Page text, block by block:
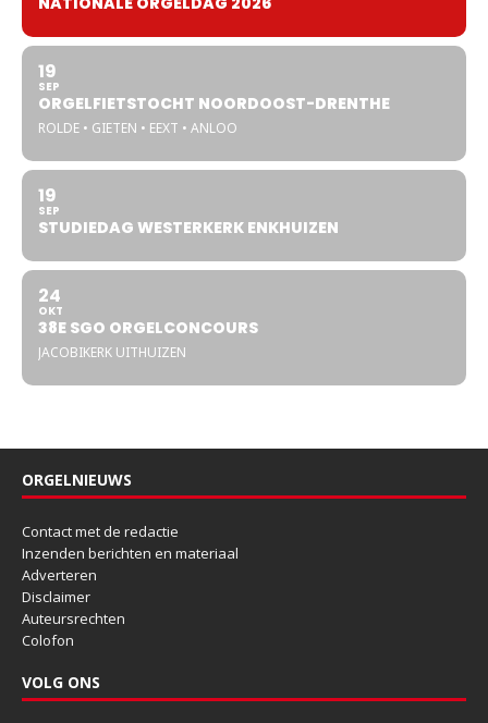
19
SEP
ORGELFIETSTOCHT NOORDOOST-DRENTHE
ROLDE • GIETEN • EEXT • ANLOO
19
SEP
STUDIEDAG WESTERKERK ENKHUIZEN
24
OKT
38E SGO ORGELCONCOURS
JACOBIKERK UITHUIZEN
ORGELNIEUWS
Contact met de redactie
Inzenden berichten en materiaal
Adverteren
Disclaimer
Auteursrechten
Colofon
VOLG ONS